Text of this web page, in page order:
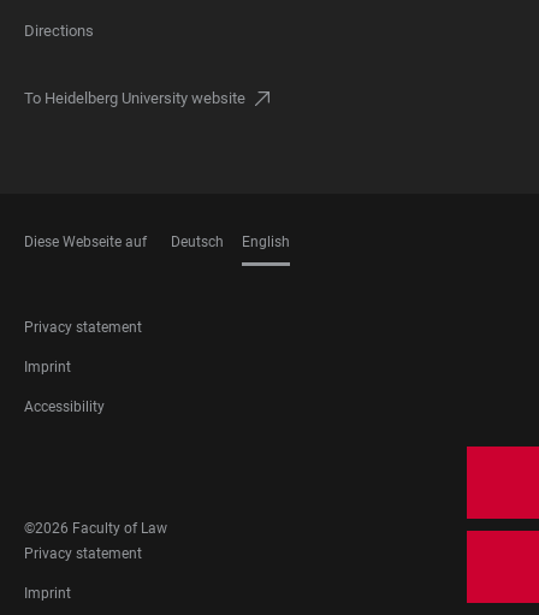
Directions
To Heidelberg University website
Diese Webseite auf Deutsch English
FOOTER
LEGAL
Privacy statement
Imprint
Accessibility
MEDIA
©2026 Faculty of Law
FOOTER
LEGAL
Privacy statement
Imprint